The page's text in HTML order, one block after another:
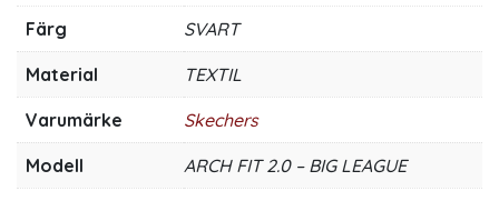
Färg SVART
Material TEXTIL
Varumärke Skechers
Modell ARCH FIT 2.0 – BIG LEAGUE